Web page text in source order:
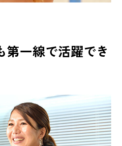
一線で活躍でき